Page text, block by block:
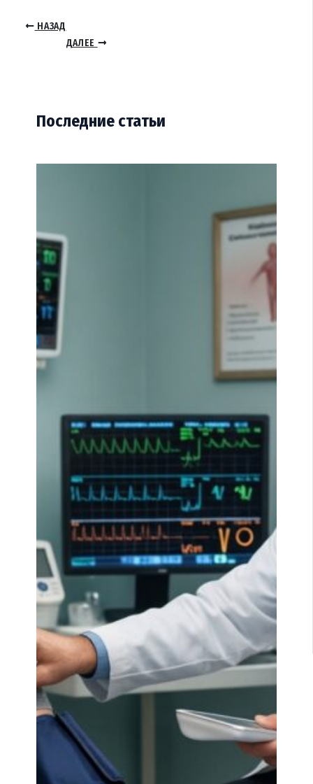
НАЗАД
ДАЛЕЕ
Последние статьи